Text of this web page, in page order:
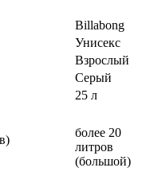
Billabong
Унисекс
Взрослый
Серый
25 л
более 20
литров
(большой)